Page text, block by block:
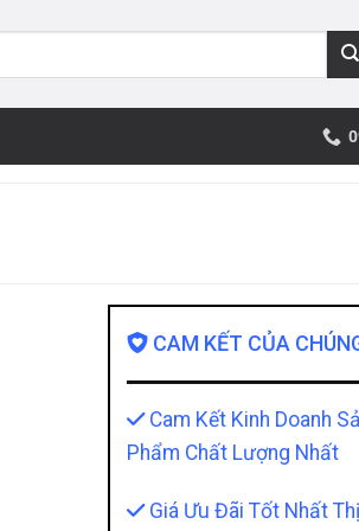
CAM KẾT CỦA
Cam Kết Kinh Doanh
Phẩm Chất Lượng Nhất
Giá Ưu Đãi Tốt Nhất Thị